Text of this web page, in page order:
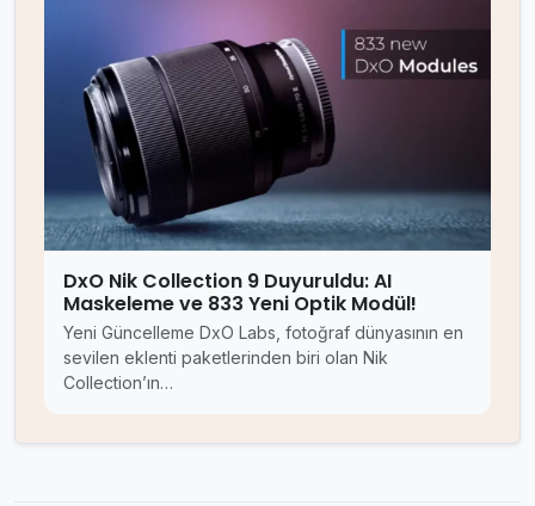
DxO Nik Collection 9 Duyuruldu: AI
Maskeleme ve 833 Yeni Optik Modül!
Yeni Güncelleme DxO Labs, fotoğraf dünyasının en
sevilen eklenti paketlerinden biri olan Nik
Collection’ın…